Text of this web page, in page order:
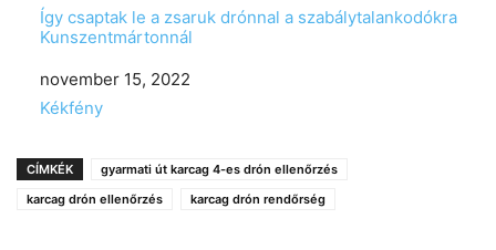
Így csaptak le a zsaruk drónnal a szabálytalankodókra
Kunszentmártonnál
Date
november 15, 2022
In relation to
Kékfény
CÍMKÉK
gyarmati út karcag 4-es drón ellenőrzés
karcag drón ellenőrzés
karcag drón rendőrség